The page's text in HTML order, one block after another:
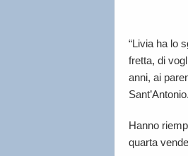
“Livia ha lo
fretta, di
anni, ai
Sant’Antonio.
Hanno
quarta